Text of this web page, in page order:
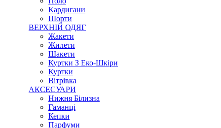
Кардигани
Шорти
ВЕРХНІЙ ОДЯГ
Жакети
Жилети
Шакети
Куртки З Еко-Шкіри
Куртки
Вітрівка
АКСЕСУАРИ
Нижня Білизна
Гаманці
Кепки
Парфуми